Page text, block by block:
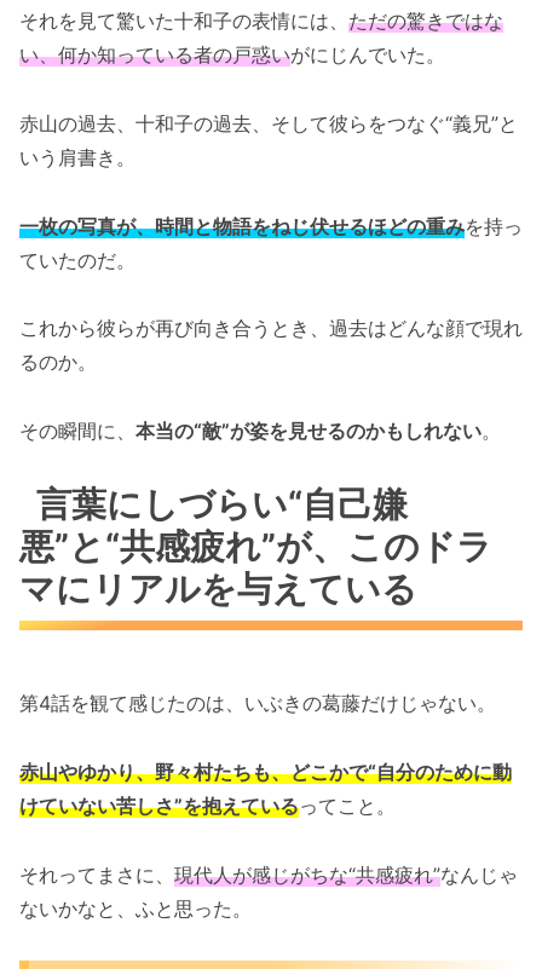
それを見て驚いた十和子の表情には、 ただの驚きではな
い、何か知っている者の戸惑いがにじんでいた。
赤山の過去、十和子の過去、そして彼らをつなぐ“義兄”と
いう肩書き。
一枚の写真が、時間と物語をねじ伏せるほどの重みを持っ
ていたのだ。
これから彼らが再び向き合うとき、過去はどんな顔で現れ
るのか。
その瞬間に、 本当の“敵”が姿を見せるのかもしれない。
言葉にしづらい“自己嫌
悪”と“共感疲れ”が、このドラ
マにリアルを与えている
第4話を観て感じたのは、いぶきの葛藤だけじゃない。
赤山やゆかり、野々村たちも、どこかで“自分のために動
けていない苦しさ”を抱えているってこと。
それってまさに、 現代人が感じがちな“共感疲れ”なんじゃ
ないかなと、ふと思った。